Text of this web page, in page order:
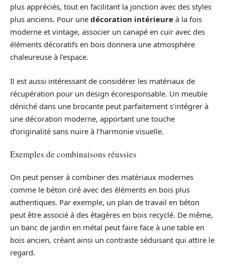
plus appréciés, tout en facilitant la jonction avec des styles
plus anciens. Pour une décoration intérieure à la fois
moderne et vintage, associer un canapé en cuir avec des
éléments décoratifs en bois donnera une atmosphère
chaleureuse à l’espace.
Il est aussi intéressant de considérer les matériaux de
récupération pour un design écoresponsable. Un meuble
déniché dans une brocante peut parfaitement s’intégrer à
une décoration moderne, apportant une touche
d’originalité sans nuire à l’harmonie visuelle.
Exemples de combinaisons réussies
On peut penser à combiner des matériaux modernes
comme le béton ciré avec des éléments en bois plus
authentiques. Par exemple, un plan de travail en béton
peut être associé à des étagères en bois recyclé. De même,
un banc de jardin en métal peut faire face à une table en
bois ancien, créant ainsi un contraste séduisant qui attire le
regard.